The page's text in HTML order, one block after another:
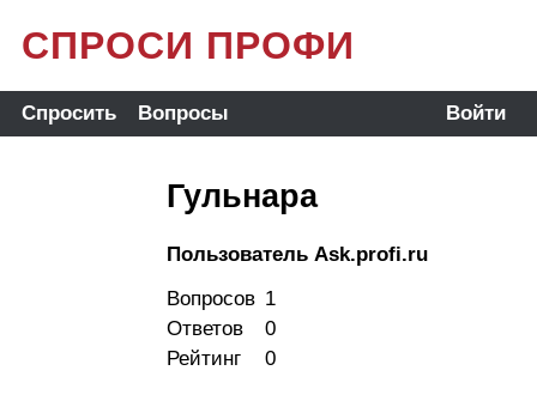
СПРОСИ ПРОФИ
Спросить Вопросы Войти
Гульнара
Пользователь Ask.profi.ru
Вопросов 1
Ответов
0
Рейтинг
0